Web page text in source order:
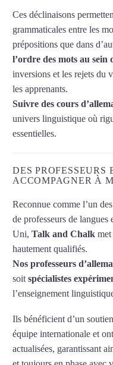
Ces déclinaisons
grammaticales entre les
prépositions que dans
l’ordre des mots au sein
inversions et les rejets du
les apprenants.
Suivre des cours
univers linguistique où
essentielles.
DES PROFESSEURS
ACCOMPAGNER À
Reconnue comme l’un
de professeurs de
Uni, Talk and Chalk
hautement qualifiés.
Nos professeurs
soit spécialistes
l’enseignement
Ils bénéficient d’un
équipe internationale et
actualisées, garantissant